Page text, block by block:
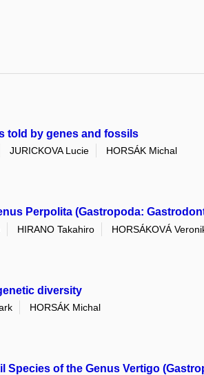
told by genes and fossils
JURICKOVA Lucie
HORSÁK Michal
Perpolita (Gastropoda:
HIRANO Takahiro HORSÁKOVÁ
diversity
HORSÁK Michal
of the Genus Vertigo